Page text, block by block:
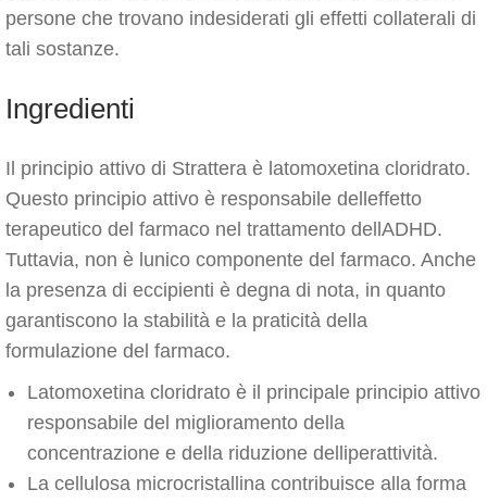
persone che trovano indesiderati gli effetti collaterali di
tali sostanze.
Ingredienti
Il principio attivo di Strattera è latomoxetina cloridrato.
Questo principio attivo è responsabile delleffetto
terapeutico del farmaco nel trattamento dellADHD.
Tuttavia, non è lunico componente del farmaco. Anche
la presenza di eccipienti è degna di nota, in quanto
garantiscono la stabilità e la praticità della
formulazione del farmaco.
Latomoxetina cloridrato è il principale principio attivo
responsabile del miglioramento della
concentrazione e della riduzione delliperattività.
La cellulosa microcristallina contribuisce alla forma